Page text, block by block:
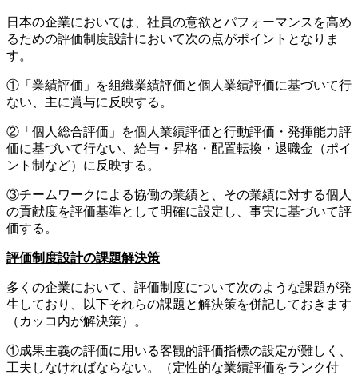
日本の企業においては、社員の意欲とパフォーマンスを高め
るための評価制度設計において次の点がポイントとなりま
す。
①「業績評価」を組織業績評価と個人業績評価に基づいて行
ない、主に賞与に反映する。
②「個人総合評価」を個人業績評価と行動評価・発揮能力評
価に基づいて行ない、給与・昇格・配置転換・退職金（ポイ
ント制など）に反映する。
③チームワークによる協働の業績と、その業績に対する個人
の貢献度を評価基準として明確に設定し、事実に基づいて評
価する。
評価制度設計の課題解決策
多くの企業において、評価制度について次のような課題が発
生しており、以下それらの課題と解決策を併記しておきます
（カッコ内が解決策）。
①成果主義の評価に用いる客観的評価指標の設定が難しく、
工夫しなければならない。（定性的な業績評価をランク付